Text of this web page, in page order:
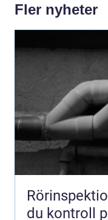
Fler nyheter
Rörinspektion
du kontroll